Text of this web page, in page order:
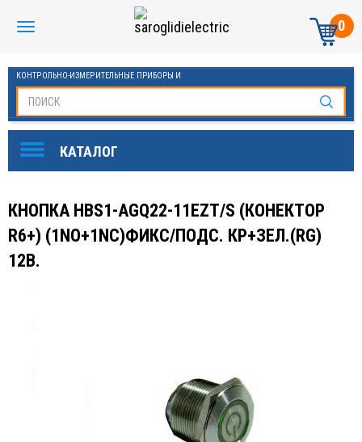
0
КОНТРОЛЬНО-ИЗМЕРИТЕЛЬНЫЕ ПРИБОРЫ И
КНОПКА HBS1-AGQ22-11EZT/S (КОНЕКТОР
R6+) (1NO+1NC)ФИКС/ПОДС. КР+ЗЕЛ.(RG)
12В.